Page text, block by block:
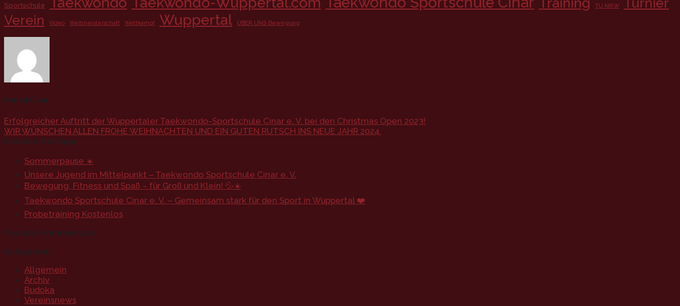
Sportschule TU NRW
Verein
Video Weltmeisterschaft Wettkampf Wuppertal ÜBER UNS Bewegung
Kemal Cinar
Erfolgreicher Auftritt der Wuppertaler Taekwondo-Sportschule Cinar e. V. bei den Christmas Open 2023!
WIR WÜNSCHEN ALLEN FROHE WEIHNACHTEN UND EIN GUTEN RUTSCH INS NEUE JAHR 2024
Neueste Beiträge
Sommerpause ☀️
Unsere Jugend im Mittelpunkt – Taekwondo Sportschule Cinar e. V.
Bewegung, Fitness und Spaß – für Groß und Klein! 💦☀️
Taekwondo Sportschule Cinar e. V. – Gemeinsam stark für den Sport in Wuppertal ❤️
Probetraining Kostenlos
Neueste Kommentare
Kategorien
Allgemein
Archiv
Budoka
Vereinsnews